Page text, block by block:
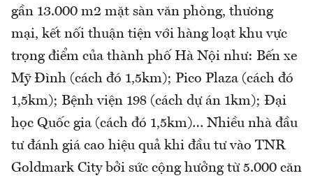
gần 13.000 m2 mặt sàn văn phòng, thương
mại, kết nối thuận tiện với hàng loạt khu vực
trọng điểm của thành phố Hà Nội như: Bến xe
Mỹ Đình (cách đó 1,5km); Pico Plaza (cách đó
1,5km); Bệnh viện 198 (cách dự án 1km); Đại
học Quốc gia (cách đó 1,5km)… Nhiều nhà đầu
tư đánh giá cao hiệu quả khi đầu tư vào TNR
Goldmark City bởi sức cộng hưởng từ 5.000 căn